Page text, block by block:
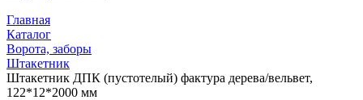
Главная
Каталог
Ворота, заборы
Штакетник
Штакетник ДПК (пустотелый) фактура дерева/вельвет,
122*12*2000 мм